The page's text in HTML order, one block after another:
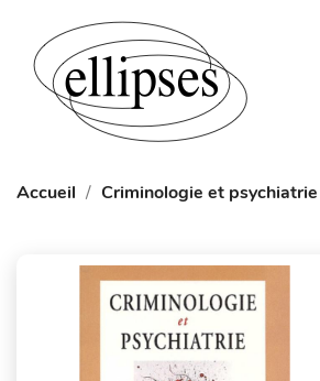
Accueil Criminologie et psychiatrie